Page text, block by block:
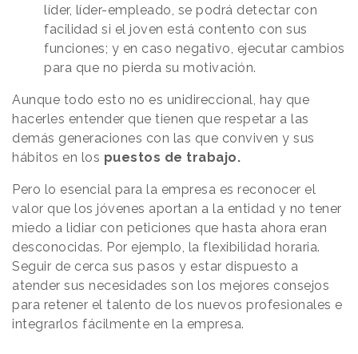
líder, líder-empleado, se podrá detectar con
facilidad si el joven está contento con sus
funciones; y en caso negativo, ejecutar cambios
para que no pierda su motivación.
Aunque todo esto no es unidireccional, hay que
hacerles entender que tienen que respetar a las
demás generaciones con las que conviven y sus
hábitos en los puestos de trabajo.
Pero lo esencial para la empresa es reconocer el
valor que los jóvenes aportan a la entidad y no tener
miedo a lidiar con peticiones que hasta ahora eran
desconocidas. Por ejemplo, la flexibilidad horaria.
Seguir de cerca sus pasos y estar dispuesto a
atender sus necesidades son los mejores consejos
para retener el talento de los nuevos profesionales e
integrarlos fácilmente en la empresa.